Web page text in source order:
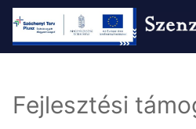
Ugrás
tartalomra
Fejlesztési